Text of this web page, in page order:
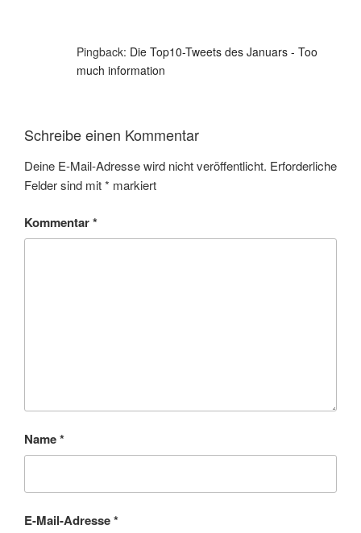
Pingback: Die Top10-Tweets des Januars - Too
much information
Schreibe einen Kommentar
Deine E-Mail-Adresse wird nicht veröffentlicht. Erforderliche
Felder sind mit* markiert
Kommentar*
Name*
E-Mail-Adresse*